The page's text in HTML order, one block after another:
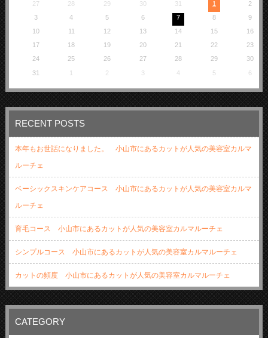
27
28 29 30 31 1
2
3
4 5 6 7 8
9
10
11 12 13 14 15
16
17
18 19 20 21 22
23
24
25 26 27 28 29
30
31
1 2 3 4 5 6
RECENT POSTS
本年もお世話になりました。 小山市にあるカットが人気の美容室カルマ
ルーチェ
ベーシックスキンケアコース 小山市にあるカットが人気の美容室カルマ
ルーチェ
育毛コース 小山市にあるカットが人気の美容室カルマルーチェ
シンプルコース 小山市にあるカットが人気の美容室カルマルーチェ
カットの頻度 小山市にあるカットが人気の美容室カルマルーチェ
CATEGORY